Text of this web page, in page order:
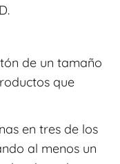
de un tamaño
que
en tres de los
al menos un